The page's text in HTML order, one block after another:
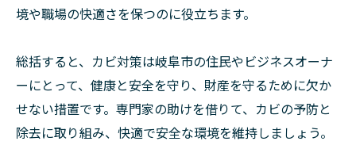
境や職場の快適さを保つのに役立ちます。
総括すると、カビ対策は岐阜市の住民やビジネスオーナ
ーにとって、健康と安全を守り、財産を守るために欠か
せない措置です。専門家の助けを借りて、カビの予防と
除去に取り組み、快適で安全な環境を維持しましょう。